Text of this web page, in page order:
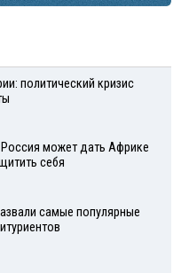
политический кризис
Россия может дать Африке
себя
самые популярные